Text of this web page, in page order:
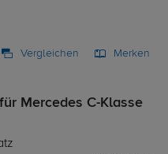
Vergleichen Merken
Mercedes C-Klasse